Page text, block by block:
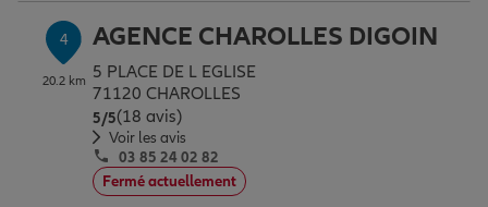
4
20.2 km
AGENCE CHAROLLES DIGOIN
5 PLACE DE L EGLISE
71120 CHAROLLES
5/5Note de 5 sur 5
(18 avis)
Voir les avis
03 85 24 02 82
Fermé actuellement